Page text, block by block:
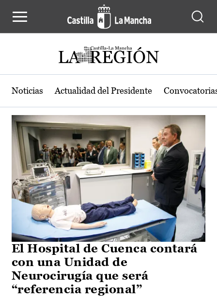
Actualidad de la región de Castilla-
Noticias Actualidad del Presidente
El Hospital de Cuenca contará
con una Unidad de
Neurocirugía que será
“referencia regional”